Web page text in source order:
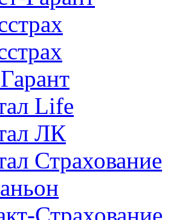
Life
ЛК
Страхование
Страхование